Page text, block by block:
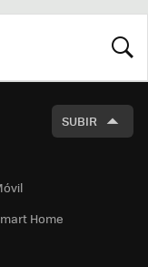
SUBIR
Home